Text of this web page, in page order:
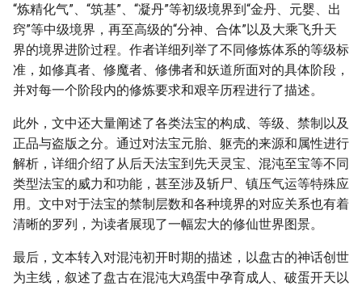
“炼精化气”、“筑基”、“凝丹”等初级境界到“金丹、元婴、出
窍”等中级境界，再至高级的“分神、合体”以及大乘飞升天
界的境界进阶过程。作者详细列举了不同修炼体系的等级标
准，如修真者、修魔者、修佛者和妖道所面对的具体阶段，
并对每一个阶段内的修炼要求和艰辛历程进行了描述。
此外，文中还大量阐述了各类法宝的构成、等级、禁制以及
正品与盗版之分。通过对法宝元胎、躯壳的来源和属性进行
解析，详细介绍了从后天法宝到先天灵宝、混沌至宝等不同
类型法宝的威力和功能，甚至涉及斩尸、镇压气运等特殊应
用。文中对于法宝的禁制层数和各种境界的对应关系也有着
清晰的罗列，为读者展现了一幅宏大的修仙世界图景。
最后，文本转入对混沌初开时期的描述，以盘古的神话创世
为主线，叙述了盘古在混沌大鸡蛋中孕育成人、破蛋开天以